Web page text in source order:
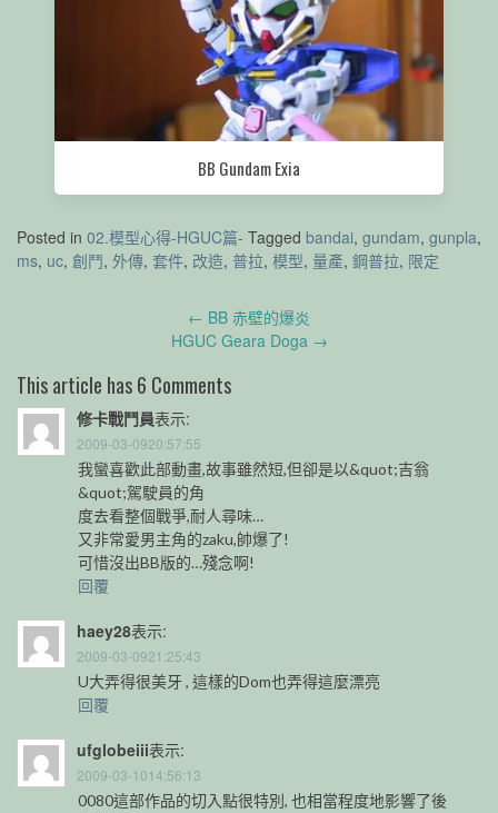
BB Gundam Exia
Posted in 02.模型心得-HGUC篇- Tagged bandai, gundam, gunpla,
ms, uc, 創鬥, 外傳, 套件, 改造, 普拉, 模型, 量產, 鋼普拉, 限定
← BB 赤壁的爆炎
HGUC Geara Doga →
This article has 6 Comments
修卡戰鬥員表示:
2009-03-0920:57:55
我蠻喜歡此部動畫,故事雖然短,但卻是以&quot;吉翁
&quot;駕駛員的角
度去看整個戰爭,耐人尋味…
又非常愛男主角的zaku,帥爆了!
可惜沒出BB版的…殘念啊!
回覆
haey28表示:
2009-03-0921:25:43
U大弄得很美牙 , 這樣的Dom也弄得這麼漂亮
回覆
ufglobeiii表示:
2009-03-1014:56:13
0080這部作品的切入點很特別, 也相當程度地影響了後